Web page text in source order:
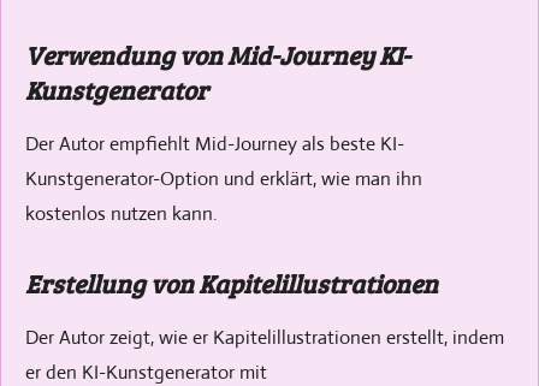
Verwendung von Mid-Journey KI-
Kunstgenerator
Der Autor empfiehlt Mid-Journey als beste KI-
Kunstgenerator-Option und erklärt, wie man ihn
kostenlos nutzen kann.
Erstellung von Kapitelillustrationen
Der Autor zeigt, wie er Kapitelillustrationen erstellt, indem
er den KI-Kunstgenerator mit